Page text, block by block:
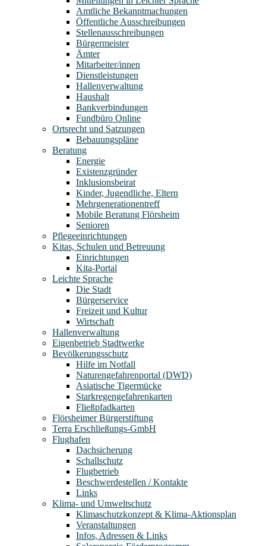
Amtliche Bekanntmachungen
Öffentliche Ausschreibungen
Stellenausschreibungen
Bürgermeister
Ämter
Mitarbeiter/innen
Dienstleistungen
Hallenverwaltung
Haushalt
Bankverbindungen
Fundbüro Online
Ortsrecht und Satzungen
Bebauungspläne
Beratung
Energie
Existenzgründer
Inklusionsbeirat
Kinder, Jugendliche, Eltern
Mehrgenerationentreff
Mobile Beratung Flörsheim
Senioren
Pflegeeinrichtungen
Kitas, Schulen und Betreuung
Einrichtungen
Kita-Portal
Leichte Sprache
Die Stadt
Bürgerservice
Freizeit und Kultur
Wirtschaft
Hallenverwaltung
Eigenbetrieb Stadtwerke
Bevölkerungsschutz
Hilfe im Notfall
Naturengefahrenportal (DWD)
Asiatische Tigermücke
Starkregengefahrenkarten
Fließpfadkarten
Flörsheimer Bürgerstiftung
Terra Erschließungs-GmbH
Flughafen
Dachsicherung
Schallschutz
Flugbetrieb
Beschwerdestellen / Kontakte
Links
Klima- und Umweltschutz
Klimaschutzkonzept & Klima-Aktionsplan
Veranstaltungen
Infos, Adressen & Links